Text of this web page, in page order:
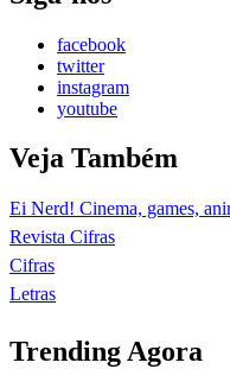
facebook
twitter
instagram
youtube
Veja Também
Ei Nerd! Cinema, games,
Revista Cifras
Cifras
Letras
Trending Agora